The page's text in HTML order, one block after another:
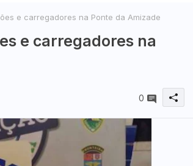
e carregadores na Ponte da Amizade
e carregadores na
0